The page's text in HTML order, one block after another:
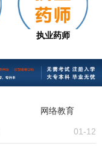
执业药师
网络教育
01-12